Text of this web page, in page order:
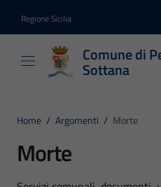
Regione Sicilia
Comune di
Sottana
Home / Argomenti / Morte
Morte